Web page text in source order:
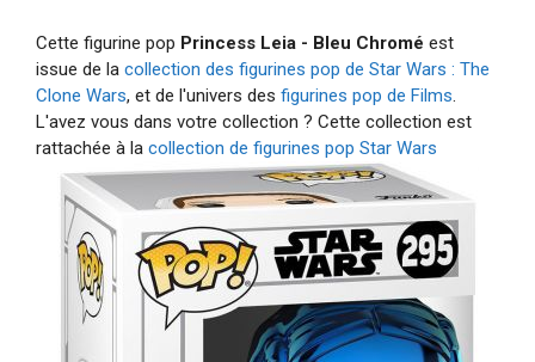
Cette figurine pop Princess Leia - Bleu Chromé est
issue de la collection des figurines pop de Star Wars : The
Clone Wars, et de l'univers des figurines pop de Films.
L'avez vous dans votre collection ? Cette collection est
rattachée à la collection de figurines pop Star Wars